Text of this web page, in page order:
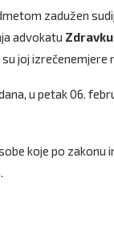
zadužen
advokatu
joj izrečenemjere
u petak 06.
koje po